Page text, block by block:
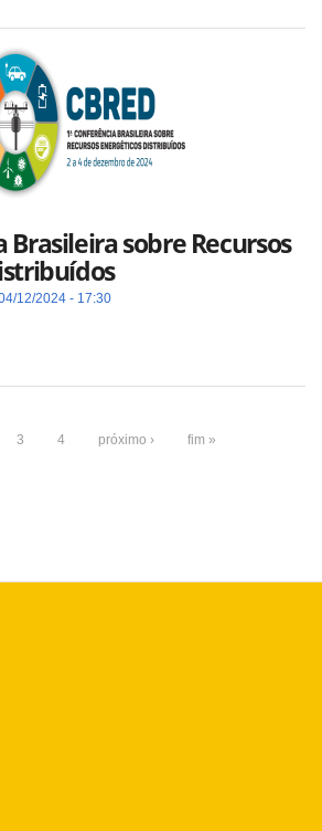
Brasileira sobre Recursos
12/2024 - 17:30
3 4 próximo › fim »